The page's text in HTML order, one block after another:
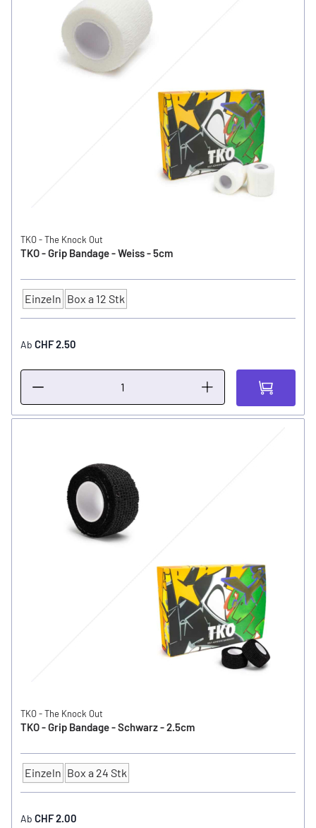
TKO - The Knock Out
TKO - Grip Bandage - Weiss - 5cm
Anzahl
Einzeln Box a 12 Stk
Ab CHF 2.50
TKO - The Knock Out
TKO - Grip Bandage - Schwarz - 2.5cm
Anzahl
Einzeln Box a 24 Stk
Ab CHF 2.00